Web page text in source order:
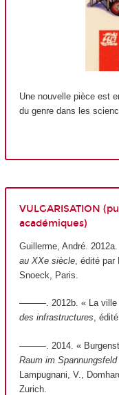
Une nouvelle pièce est
du genre dans les
VULGARISATION
académiques)
Guillerme, André.
au XXe siècle , édité
Snoeck, Paris.
———. 2012b. « La ville
des infrastructures,
———. 2014. «
Raum im
Lampugnani, V.,
Zurich.